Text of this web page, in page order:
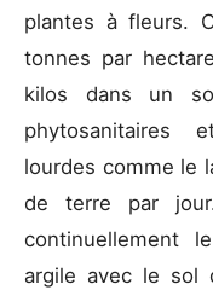
plantes à fleurs.
tonnes par
kilos dans un
phytosanitaires
lourdes comme le
de terre par
continuellement
argile avec le sol